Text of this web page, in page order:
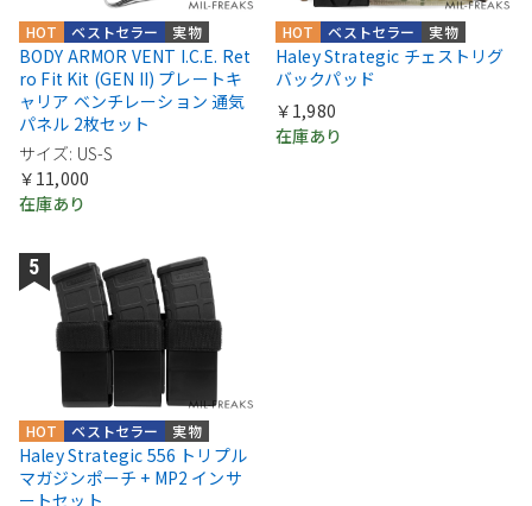
実物
ベストセラー
HOT
BODY ARMOR VENT I.C.E. Ret
ro Fit Kit (GEN II) プレートキ
ャリア ベンチレーション 通気
パネル 2枚セット
サイズ: US-S
￥11,000
在庫あり
実物
ベストセラー
HOT
Haley Strategic チェストリグ
バックパッド
￥1,980
在庫あり
実物
ベストセラー
HOT
Haley Strategic 556 トリプル
マガジンポーチ + MP2 インサ
ートセット